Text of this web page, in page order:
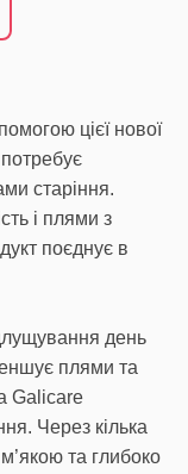
цієї нової
старіння.
і плями з
поєднує в
день
плями та
Galicare
Через кілька
та глибоко